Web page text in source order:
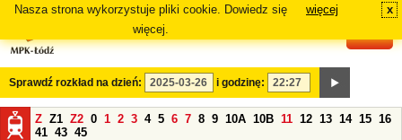
Nasza strona wykorzystuje pliki cookie. Dowiedz się
więcej.
więcej x
Sprawdź rozkład na dzień: i godzinę:
Z Z1 Z2 0 1 2 3 4 5 6 7 8 9 10A 10B 11 12 13 14 15 16
41 43 45